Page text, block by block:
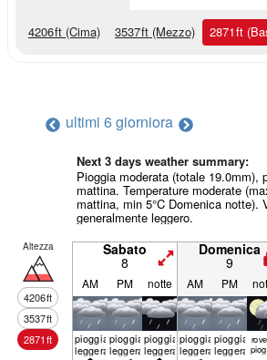
4206ft (Cima) 3537ft (Mezzo) 2871ft
ultimi 6 giorniora
Next 3 days weather summary:
Pioggia moderata (totale 19.0mm),
mattina. Temperature moderate
mattina, min 5°C Domenica notte).
generalmente leggero.
Altezza
4206ft
3537ft
2871ft
Sabato
8
Domenica
9
AM PM notte AM PM
pioggia
leggera
pioggia
leggera
pioggia
leggera
pioggia
leggera
pioggia
leggera